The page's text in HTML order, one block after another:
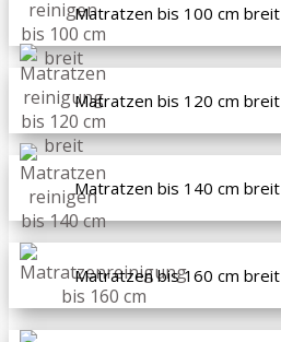
Matratzen bis 100 cm breit
Matratzen bis 120 cm breit
Matratzen bis 140 cm breit
Matratzen bis 160 cm breit